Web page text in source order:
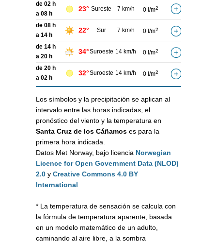
de 02 h
a 08 h
23° Sureste 7 km/h 0 l/m2
de 08 h
a 14 h
22° Sur 7 km/h 0 l/m2
de 14 h
a 20 h
34°Suroeste 14 km/h 0 l/m2
de 20 h
a 02 h
32°Suroeste 14 km/h 0 l/m2
Los símbolos y la precipitación se aplican al
intervalo entre las horas indicadas, el
pronóstico del viento y la temperatura en
Santa Cruz de los Cáñamos es para la
primera hora indicada.
Datos Met Norway, bajo licencia Norwegian
Licence for Open Government Data (NLOD)
2.0 y Creative Commons 4.0 BY
International
* La temperatura de sensación se calcula con
la fórmula de temperatura aparente, basada
en un modelo matemático de un adulto,
caminando al aire libre, a la sombra